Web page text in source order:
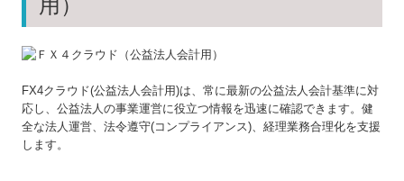
年末調整
業務案内
用）
FX4クラウド(公益法人会計用)は、常に最新の公益法人会計基準に対
応し、公益法人の事業運営に役立つ情報を迅速に確認できます。健
全な法人運営、法令遵守(コンプライアンス)、経理業務合理化を支援
します。